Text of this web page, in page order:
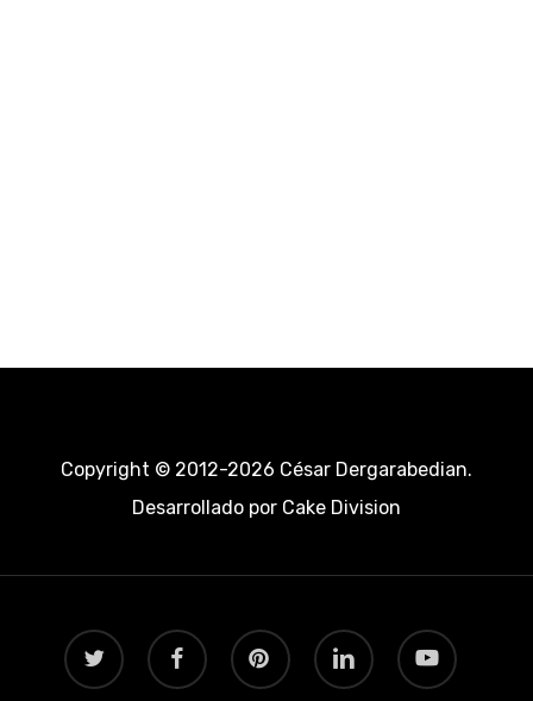
Copyright © 2012-2026 César Dergarabedian.
Desarrollado porCake Division
twitter facebook pinterest linkedin youtube